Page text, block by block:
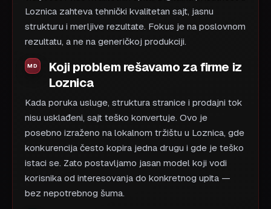
Loznica zahteva tehnički kvalitetan sajt, jasnu
strukturu i merljive rezultate. Fokus je na poslovnom
rezultatu, a ne na generičkoj produkciji.
Koji problem rešavamo za firme iz
Loznica
Kada poruka usluge, struktura stranice i prodajni tok
nisu usklađeni, sajt teško konvertuje. Ovo je
posebno izraženo na lokalnom tržištu u Loznica, gde
konkurencija često kopira jedna drugu i gde je teško
istaci se. Zato postavljamo jasan model koji vodi
korisnika od interesovanja do konkretnog upita —
bez nepotrebnog šuma.